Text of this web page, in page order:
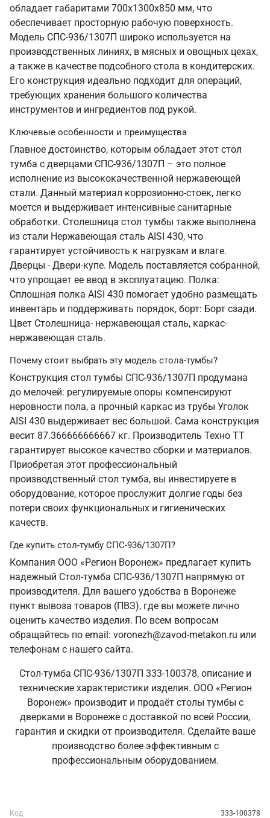
обладает габаритами 700х1300х850 мм, что
обеспечивает просторную рабочую поверхность.
Модель СПС-936/1307П широко используется на
производственных линиях, в мясных и овощных цехах,
а также в качестве подсобного стола в кондитерских.
Его конструкция идеально подходит для операций,
требующих хранения большого количества
инструментов и ингредиентов под рукой.
Ключевые особенности и преимущества
Главное достоинство, которым обладает этот стол
тумба с дверцами СПС-936/1307П – это полное
исполнение из высококачественной нержавеющей
стали. Данный материал коррозионно-стоек, легко
моется и выдерживает интенсивные санитарные
обработки. Столешница стол тумбы также выполнена
из стали Нержавеющая сталь AISI 430, что
гарантирует устойчивость к нагрузкам и влаге.
Дверцы - Двери-купе. Модель поставляется собранной,
что упрощает ее ввод в эксплуатацию. Полка:
Сплошная полка AISI 430 помогает удобно размещать
инвентарь и поддерживать порядок, борт: Борт сзади.
Цвет Столешница- нержавеющая сталь, каркас-
нержавеющая сталь.
Почему стоит выбрать эту модель стола-тумбы?
Конструкция стол тумбы СПС-936/1307П продумана
до мелочей: регулируемые опоры компенсируют
неровности пола, а прочный каркас из трубы Уголок
AISI 430 выдерживает вес большой. Сама конструкция
весит 87.366666666667 кг. Производитель Техно ТТ
гарантирует высокое качество сборки и материалов.
Приобретая этот профессиональный
производственный стол тумба, вы инвестируете в
оборудование, которое прослужит долгие годы без
потери своих функциональных и гигиенических
качеств.
Где купить стол-тумбу СПС-936/1307П?
Компания ООО «Регион Воронеж» предлагает купить
надежный Стол-тумба СПС-936/1307П напрямую от
производителя. Для вашего удобства в Воронеже
пункт вывоза товаров (ПВЗ), где вы можете лично
оценить качество изделия. По всем вопросам
обращайтесь по email: voronezh@zavod-metakon.ru или
телефонам с нашего сайта.
Стол-тумба СПС-936/1307П 333-100378, описание и
технические характеристики изделия. ООО «Регион
Воронеж» производит и продаёт столы тумбы с
дверками в Воронеже с доставкой по всей России,
гарантия и скидки от производителя. Сделайте ваше
производство более эффективным с
профессиональным оборудованием.
Код
333-100378